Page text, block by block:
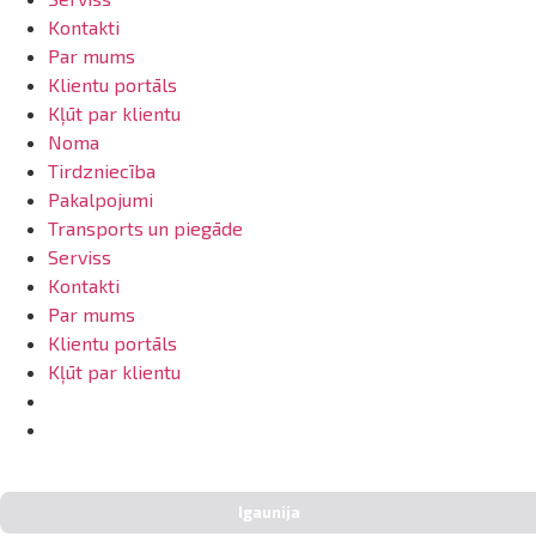
Kontakti
Par mums
Klientu portāls
Kļūt par klientu
Noma
Tirdzniecība
Pakalpojumi
Transports un piegāde
Serviss
Kontakti
Par mums
Klientu portāls
Kļūt par klientu
Igaunija